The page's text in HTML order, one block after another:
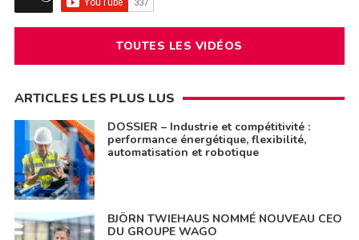
TOUTES LES VIDÉOS
ARTICLES LES PLUS LUS
DOSSIER – Industrie et compétitivité :
performance énergétique, flexibilité,
automatisation et robotique
BJÖRN TWIEHAUS NOMMÉ NOUVEAU CEO
DU GROUPE WAGO